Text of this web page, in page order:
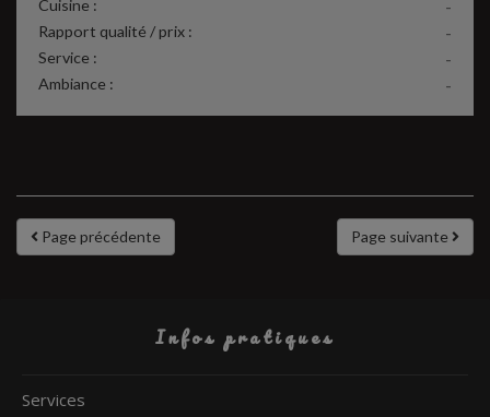
-
Cuisine :
-
Rapport qualité / prix :
-
Service :
-
Ambiance :
Page suivante
Page précédente
Infos pratiques
Services